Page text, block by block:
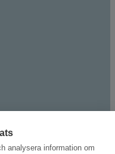
analysera information om